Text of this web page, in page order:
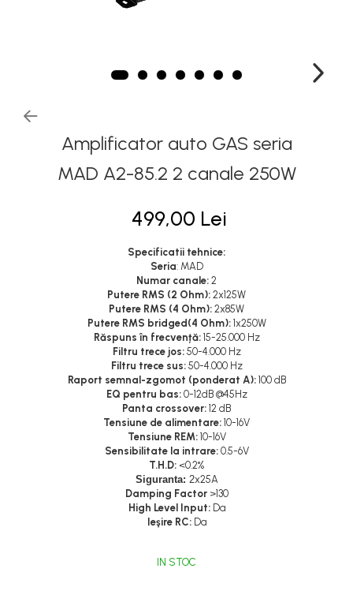
Amplificator auto GAS seria
MAD A2-85.2 2 canale 250W
499,00 Lei
Specificatii tehnice:
Seria: MAD
Numar canale: 2
Putere RMS (2 Ohm): 2x125W
Putere RMS (4 Ohm): 2x85W
Putere RMS bridged(4 Ohm): 1x250W
Răspuns în frecvență: 15-25.000 Hz
Filtru trece jos: 50-4.000 Hz
Filtru trece sus: 50-4.000 Hz
Raport semnal-zgomot (ponderat A):100 dB
EQ pentru bas: 0-12dB @45Hz
Panta crossover: 12 dB
Tensiune de alimentare: 10-16V
Tensiune REM: 10-16V
Sensibilitate la intrare: 0.5-6V
T.H.D: <0.2%
Siguranta: 2x25A
Damping Factor >130
High Level Input: Da
Ieşire RC: Da
IN STOC